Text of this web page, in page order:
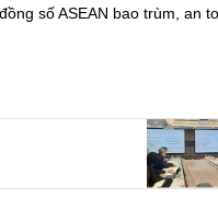
số ASEAN bao trùm, an